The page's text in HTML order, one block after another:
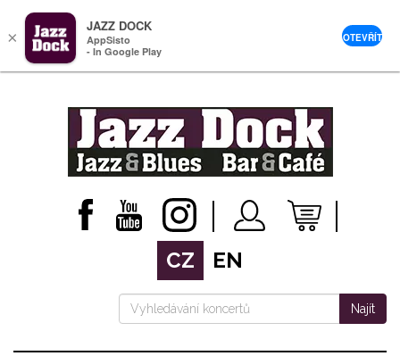
CZ EN
Najít
×
JAZZ DOCK
AppSisto
- In Google Play
OTEVŘÍT